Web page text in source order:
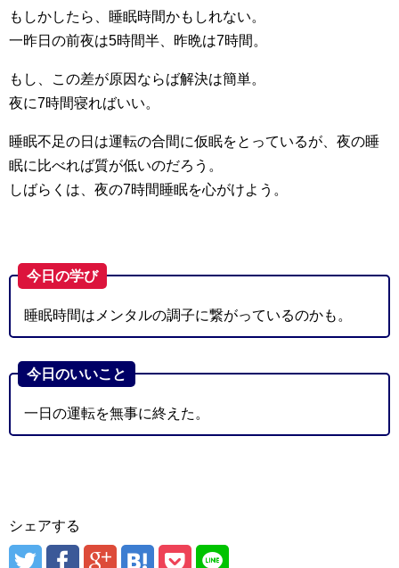
もしかしたら、睡眠時間かもしれない。
一昨日の前夜は5時間半、昨晩は7時間。
もし、この差が原因ならば解決は簡単。
夜に7時間寝ればいい。
睡眠不足の日は運転の合間に仮眠をとっているが、夜の睡
眠に比べれば質が低いのだろう。
しばらくは、夜の7時間睡眠を心がけよう。
今日の学び
睡眠時間はメンタルの調子に繋がっているのかも。
今日のいいこと
一日の運転を無事に終えた。
シェアする